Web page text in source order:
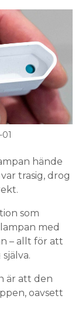
hände
trasig, drog
som
med
– allt för att
är att den
oavsett